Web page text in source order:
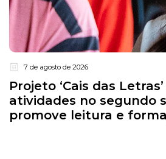
7 de agosto de 2026
Projeto ‘Cais das
atividades no segundo
promove leitura e